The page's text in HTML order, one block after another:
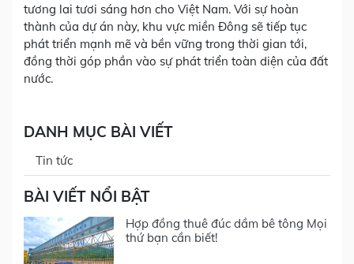
tương lai tươi sáng hơn cho Việt Nam. Với sự hoàn
thành của dự án này, khu vực miền Đông sẽ tiếp tục
phát triển mạnh mẽ và bền vững trong thời gian tới,
đồng thời góp phần vào sự phát triển toàn diện của đất
nước.
DANH MỤC BÀI VIẾT
Tin tức
BÀI VIẾT NỔI BẬT
Hợp đồng thuê đúc dầm bê tông Mọi
thứ bạn cần biết!